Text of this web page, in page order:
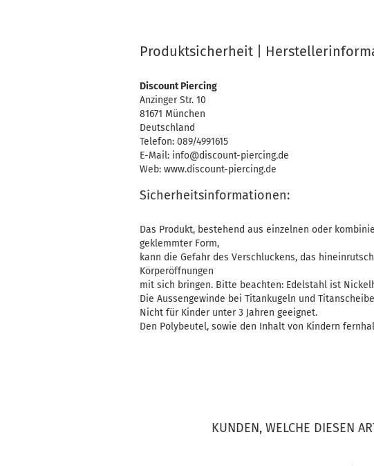
Produktsicherheit |
Discount Piercing
Anzinger Str. 10
81671 München
Deutschland
Telefon: 089/4991615
E-Mail: info@discount-piercing.de
Web: www.discount-piercing.de
Sicherheitsinformationen:
Das Produkt, bestehend aus einzelnen oder
geklemmter Form,
kann die Gefahr des Verschluckens, das
Körperöffnungen
mit sich bringen. Bitte beachten: Edelstahl ist
Die Aussengewinde bei Titankugeln und
Nicht für Kinder unter 3 Jahren geeignet.
Den Polybeutel, sowie den Inhalt von Kindern
KUNDEN, WELCHE DIESEN